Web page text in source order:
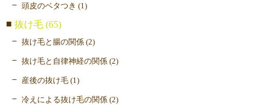
頭皮のベタつき (1)
抜け毛 (65)
抜け毛と腸の関係 (2)
抜け毛と自律神経の関係 (2)
産後の抜け毛 (1)
冷えによる抜け毛の関係 (2)